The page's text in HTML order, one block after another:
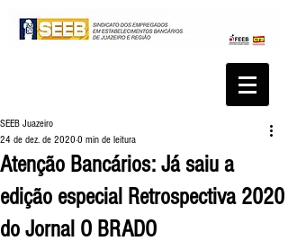
Atenção Bancários: Já saiu a
edição especial Retrospectiva 2020
do Jornal O BRADO
SEEB Juazeiro
24 de dez. de 2020 0 min de leitura